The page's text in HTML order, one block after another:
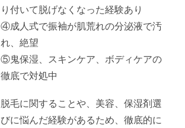
り付いて脱げなくなった経験あり
④成人式で振袖が肌荒れの分泌液で汚
れ、絶望
⑤鬼保湿、スキンケア、ボディケアの
徹底で対処中
脱毛に関することや、美容、保湿剤選
びに悩んだ経験があるため、徹底的に